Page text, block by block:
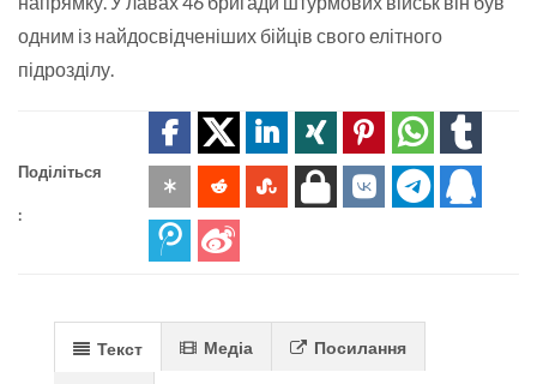
одним із найдосвідченіших бійців свого елітного
підрозділу.
Поділіться
:
Текст Медіа Посилання